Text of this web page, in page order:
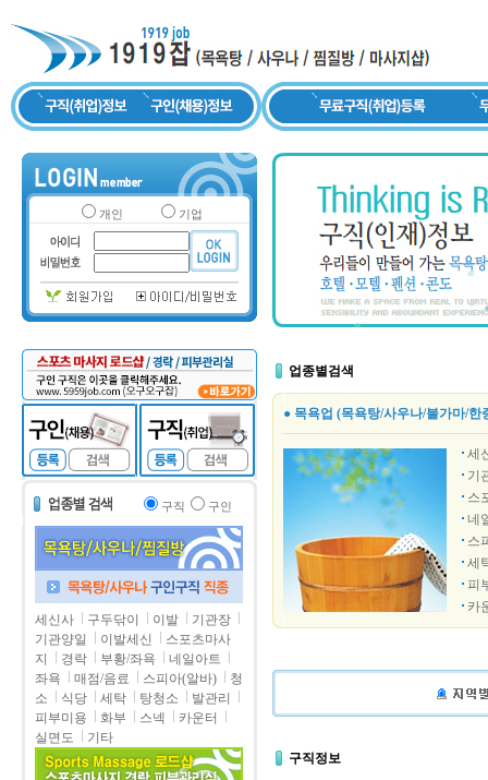
개인 기업
구직 구인
세신사 구두닦이 이발
기관장
기관양일
이발세신
스포츠마사
지
경락 부황/좌욕
네일아트
좌욕
매점/음료 스피아(알바)
청
소
식당 세탁 탕청소
발관리
피부미용
화부 스넥
카운터
실면도
기타
업종별검색
● 목욕업 (목욕탕/사우나/불가마/한
세
기
스
네
스
세
피
카
구직정보